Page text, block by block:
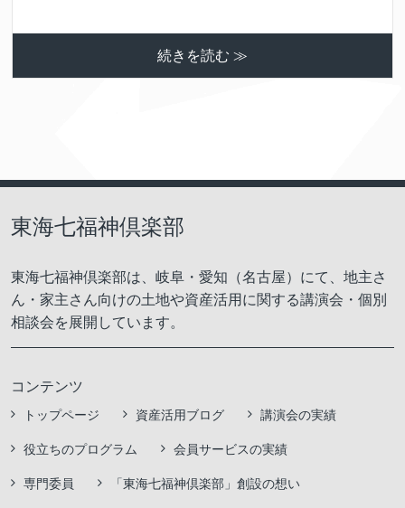
続きを読む ≫
東海七福神倶楽部
東海七福神倶楽部は、岐阜・愛知（名古屋）にて、地主さ
ん・家主さん向けの土地や資産活用に関する講演会・個別
相談会を展開しています。
コンテンツ
トップページ 資産活用ブログ 講演会の実績
役立ちのプログラム 会員サービスの実績
専門委員 「東海七福神倶楽部」創設の想い